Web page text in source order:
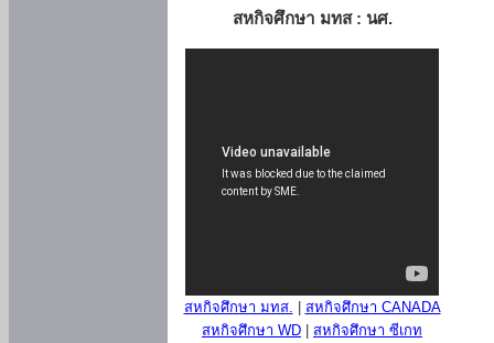
สหกิจศึกษา มทส : นศ.
สหกิจศึกษา มทส.
สหกิจศึกษา CANADA
สหกิจศึกษา WD
สหกิจศึกษา ซีเกท